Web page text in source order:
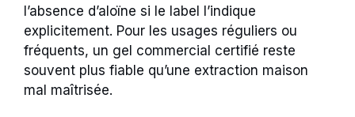
l’absence d’aloïne si le label l’indique
explicitement. Pour les usages réguliers ou
fréquents, un gel commercial certifié reste
souvent plus fiable qu’une extraction maison
mal maîtrisée.